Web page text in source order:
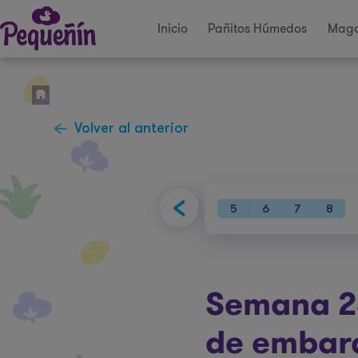
Inicio Pañitos Húmedos
Volver al anterior
34 35 39 5 6 7 8
Semana
de